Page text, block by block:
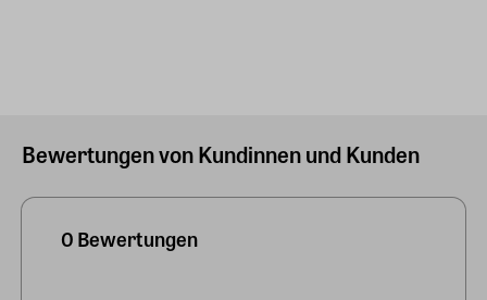
Bewertungen von Kundinnen und Kunden
0 Bewertungen